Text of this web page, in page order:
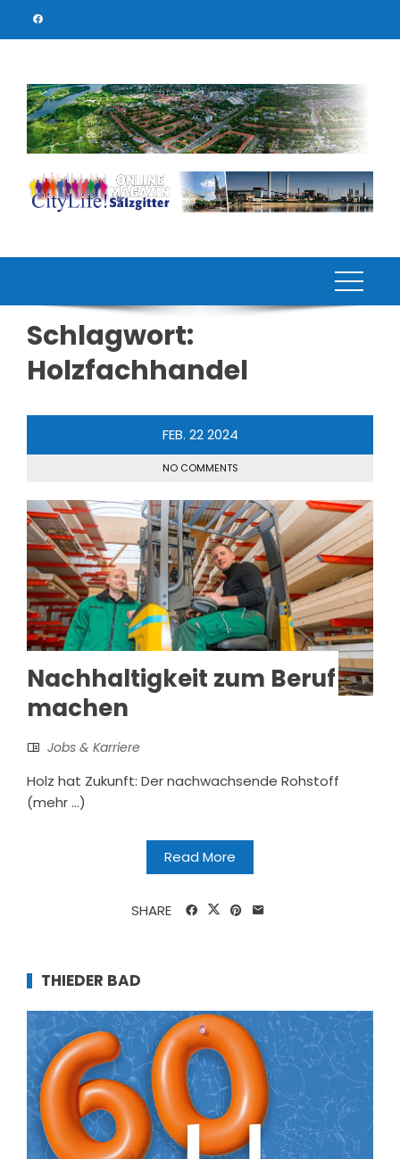
Schlagwort:
Holzfachhandel
FEB. 22 2024
NO COMMENTS
Nachhaltigkeit zum Beruf
machen
Jobs & Karriere
Holz hat Zukunft: Der nachwachsende Rohstoff
(mehr …)
Read More
SHARE
THIEDER BAD